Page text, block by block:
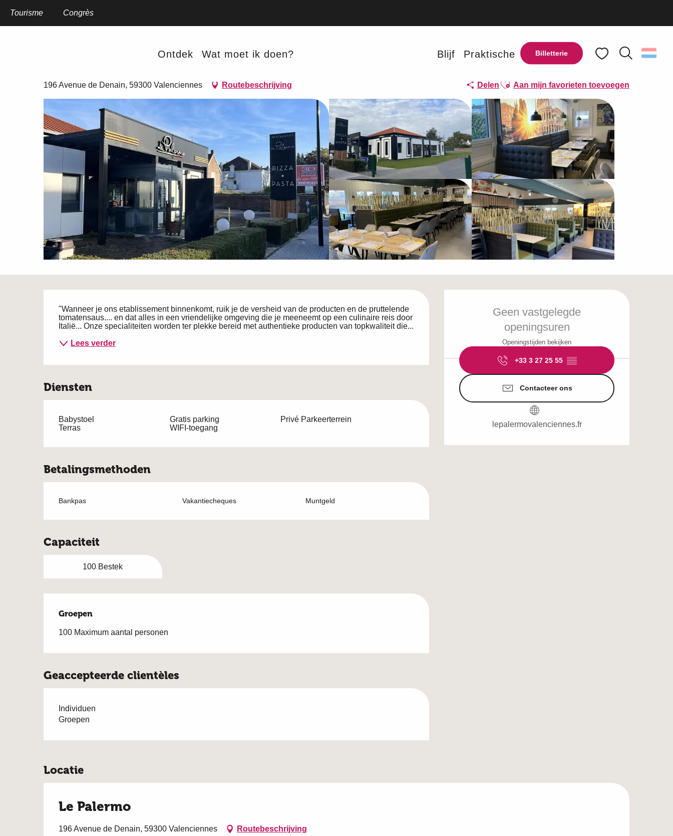
Billetterie
Tourisme Congrès
Ontdek Wat moet ik doen? Blijf Praktische
Le Palermo
196 Avenue de Denain, 59300 Valenciennes Routebeschrijving Delen Ajouter aux favoris
Aan mijn favorieten toevoegen
Openingstijden en
Geen vastgelegde
openingsuren
Openingstijden bekijken
+33 3 27 25 55 ▒▒
Contacteer ons
lepalermovalenciennes.fr
Beschrijving
"Wanneer je ons etablissement binnenkomt, ruik je de versheid van de producten en de pruttelende
tomatensaus.... en dat alles in een vriendelijke omgeving die je meeneemt op een culinaire reis door
Italië... Onze specialiteiten worden ter plekke bereid met authentieke producten van topkwaliteit die...
Lees verder
Diensten
Babystoel Gratis parking
Privé Parkeerterrein
Terras
WIFI-toegang
Betalingsmethoden
Bankpas Vakantiecheques Muntgeld
Capaciteit
100 Bestek
Groepen
Groepen
100 Maximum aantal personen
Geaccepteerde clientèles
Individuen
Groepen
Locatie
Le Palermo
196 Avenue de Denain, 59300 Valenciennes Routebeschrijving